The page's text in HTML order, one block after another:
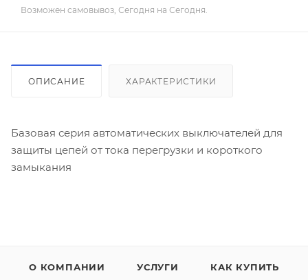
Возможен самовывоз, Сегодня на Сегодня.
ОПИСАНИЕ ХАРАКТЕРИСТИКИ
Базовая серия автоматических выключателей для
защиты цепей от тока перегрузки и короткого
замыкания
О КОМПАНИИ УСЛУГИ КАК КУПИТЬ